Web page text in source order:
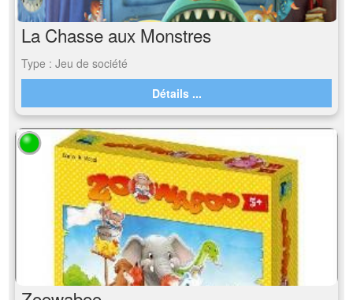
La Chasse aux Monstres
Type : Jeu de société
Détails ...